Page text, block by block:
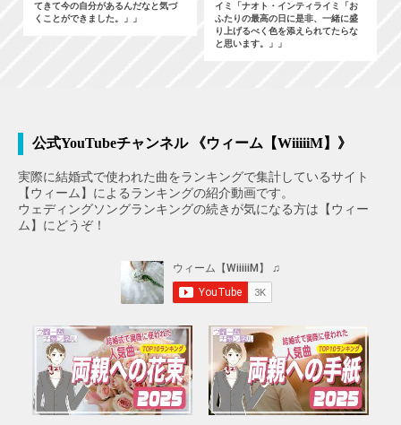
てきて今の自分があるんだなと気づ
くことができました。」」
イミ「ナオト・インティライミ「お
ふたりの最高の日に是非、一緒に盛
り上げるべく色を添えられてたらな
と思います。」」
公式YouTubeチャンネル 《ウィーム【WiiiiiM】》
実際に結婚式で使われた曲をランキングで集計しているサイト
【ウィーム】によるランキングの紹介動画です。
ウェディングソングランキングの続きが気になる方は【ウィー
ム】にどうぞ！